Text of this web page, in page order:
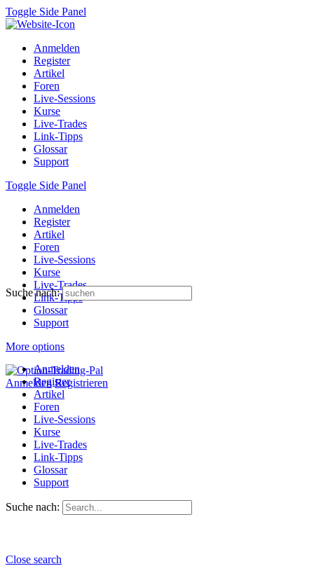
Toggle Side Panel
Anmelden
Register
Artikel
Foren
Live-Sessions
Kurse
Live-Trades
Link-Tipps
Glossar
Support
Toggle Side Panel
Anmelden
Register
Artikel
Foren
Live-Sessions
Kurse
Live-Trades
Link-Tipps
Glossar
Support
More options
Anmelden Registrieren
Suche nach:
Anmelden
Register
Artikel
Foren
Live-Sessions
Kurse
Live-Trades
Link-Tipps
Glossar
Support
Suche nach:
Close search